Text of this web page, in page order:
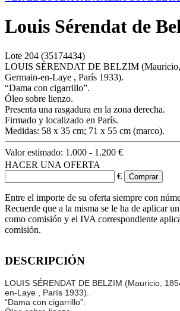
Louis Sérendat de
Lote 204 (35174434)
LOUIS SÉRENDAT DE BELZIM (Mauricio,
Germain-en-Laye , París 1933).
“Dama con cigarrillo”.
Óleo sobre lienzo.
Presenta una rasgadura en la zona derecha.
Firmado y localizado en París.
Medidas: 58 x 35 cm; 71 x 55 cm (marco).
Valor estimado: 1.000 - 1.200 €
HACER UNA OFERTA
€
Entre el importe de su oferta siempre con
Recuerde que a la misma se le ha de aplicar
como comisión y el IVA correspondiente
comisión.
DESCRIPCIÓN
LOUIS SÉRENDAT DE BELZIM (Mauricio,
en-Laye , París 1933).
“Dama con cigarrillo”.